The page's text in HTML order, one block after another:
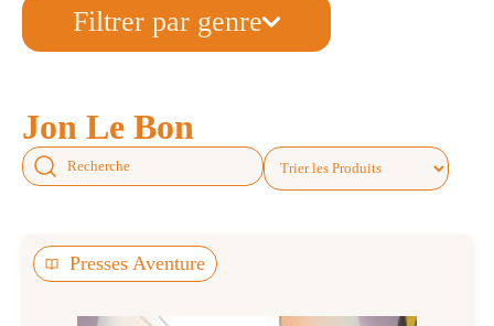
Filtrer par genre
Jon Le Bon
Presses Aventure